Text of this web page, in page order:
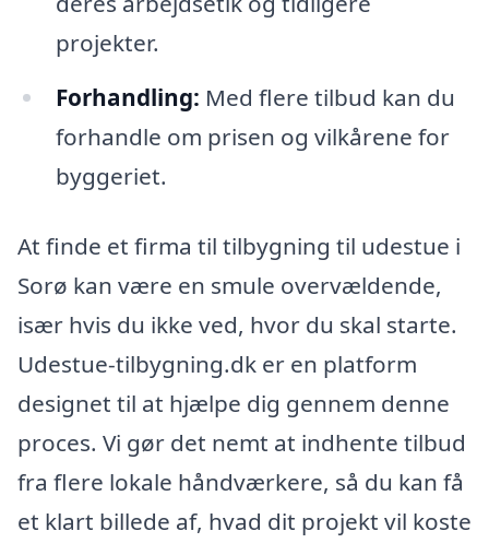
projekter.
Forhandling: Med flere tilbud kan du
forhandle om prisen og vilkårene for
byggeriet.
At finde et firma til tilbygning til udestue i
Sorø kan være en smule overvældende,
især hvis du ikke ved, hvor du skal starte.
Udestue-tilbygning.dk er en platform
designet til at hjælpe dig gennem denne
proces. Vi gør det nemt at indhente tilbud
fra flere lokale håndværkere, så du kan få
et klart billede af, hvad dit projekt vil koste